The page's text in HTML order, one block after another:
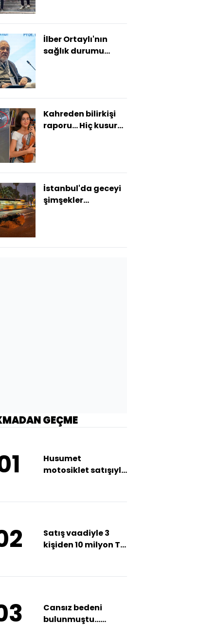
İlber Ortaylı'nın
sağlık durumu
Kahreden bilirkişi
raporu... Hiç kusuru
İstanbul'da geceyi
şimşekler
GEÇME
Husumet
motosiklet satışıyla
Satış vaadiyle 3
kişiden 10 milyon TL
Cansız bedeni
bulunmuştu...